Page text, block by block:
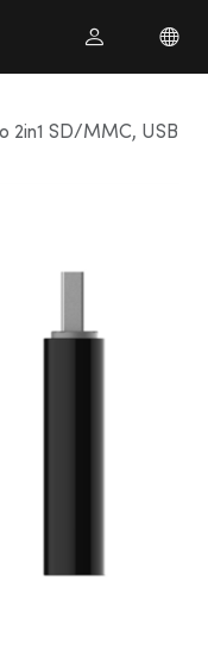
2in1 SD/MMC, USB